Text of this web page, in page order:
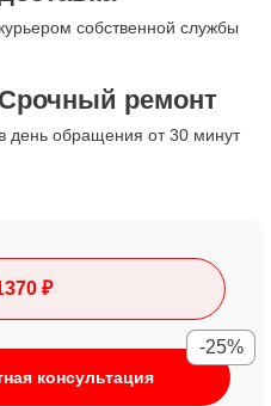
курьером собственной службы
Срочный ремонт
в день обращения от 30 минут
₽
консультация
-25%